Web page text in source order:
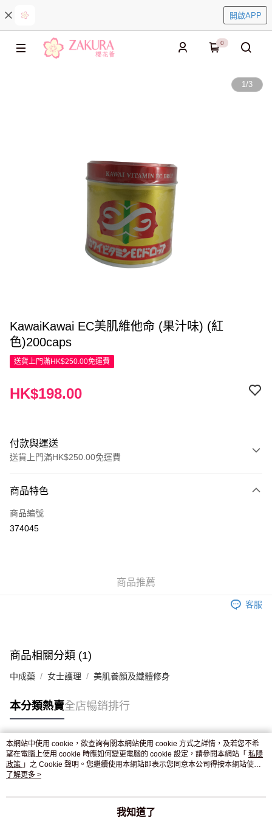
開啟APP
0
1/3
KawaiKawai EC美肌維他命 (果汁味) (紅
色)200caps
送貨上門滿HK$250.00免運費
HK$198.00
付款與運送
送貨上門滿HK$250.00免運費
信用卡
Apple Pay
付款後門市自取，訂單確認後2-4個工作天到店，7天內取。逾期後
商品特色
商品編號
374045
商品推薦
客服
商品相關分類 (1)
中成藥 女士護理 美肌養顏及纖體修身
本分類熱賣全店暢銷排行
熱門標籤
熱銷排行
本網站中使用 cookie，欲查詢有關本網站使用 cookie 方式之詳情，及若您不希
望在電腦上使用 cookie 時應如何變更電腦的 cookie 設定，請參閱本網站「 私隱
政策 」之 Cookie 聲明。您繼續使用本網站即表示您同意本公司得按本網站使用
條款之 Cookie 聲明使用 cookie。
了解更多 >
我知道了